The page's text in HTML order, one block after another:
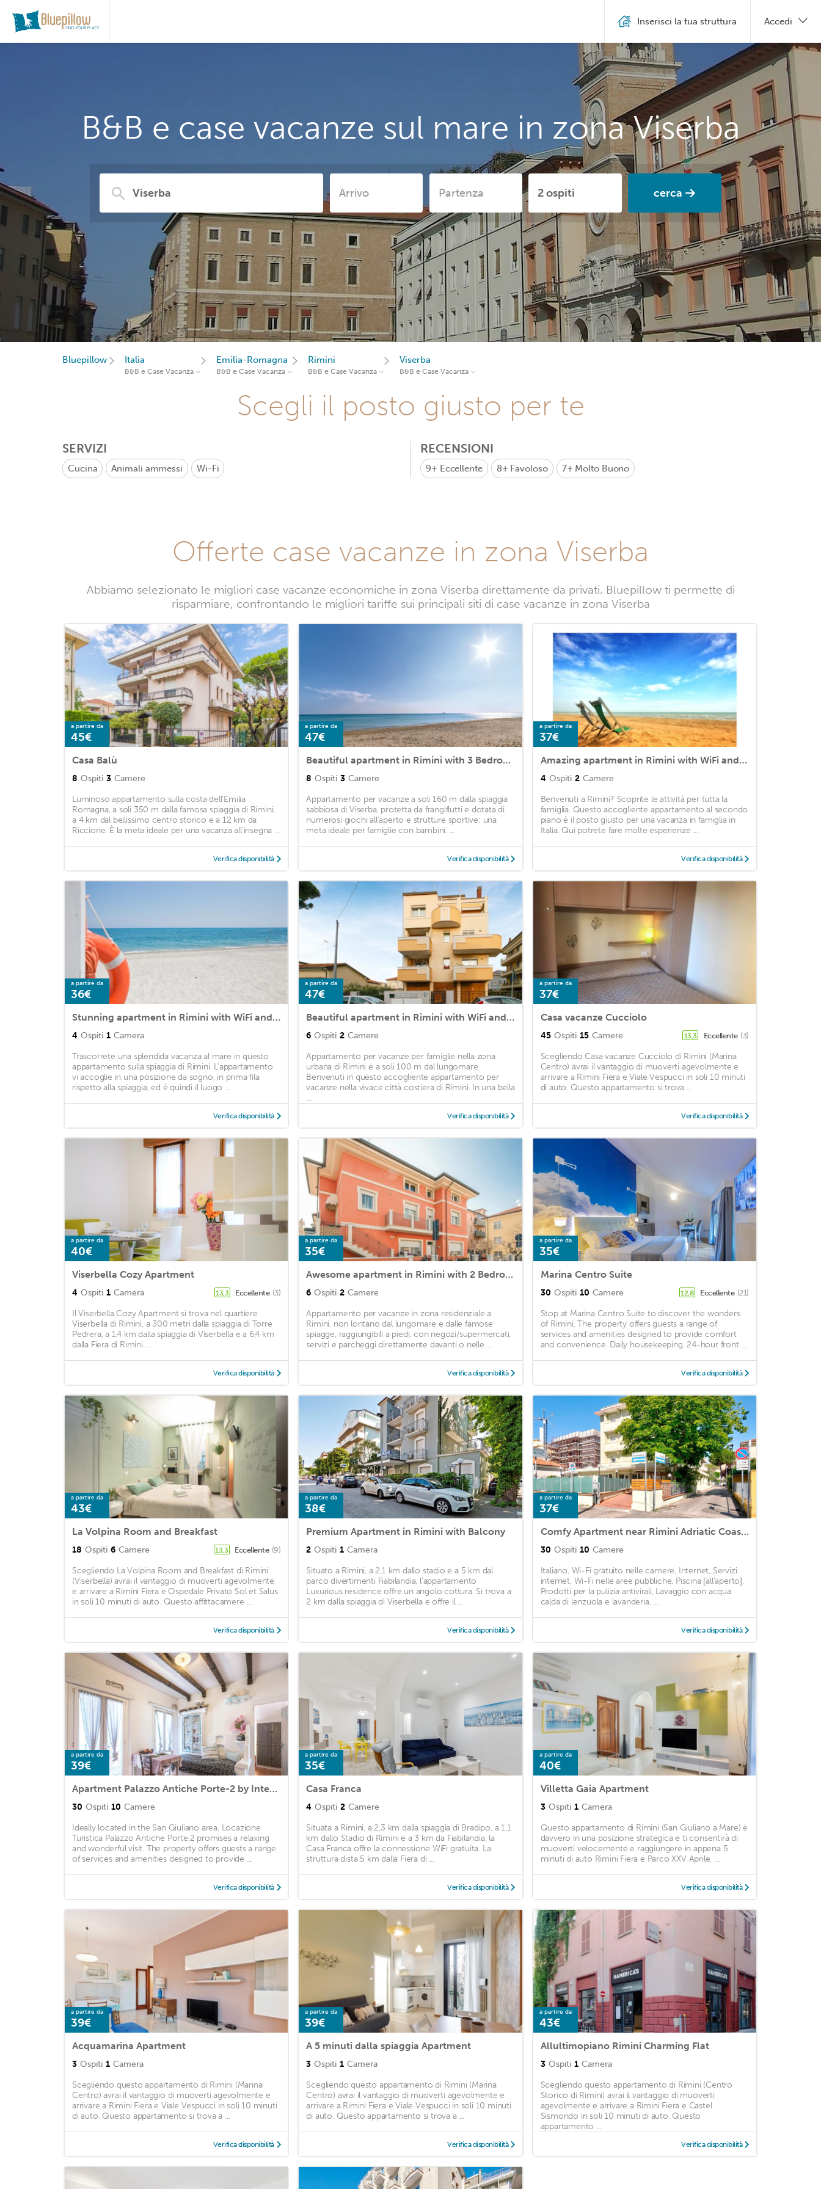
B&B e case vacanze sul mare in zona Viserba
cerca
Inserisci la tua struttura Accedi
Bluepillow Italia
B&B e Case Vacanza
Emilia-Romagna
B&B e Case Vacanza
Rimini
B&B e Case Vacanza
Viserba
B&B e Case Vacanza
Scegli il posto giusto per te
SERVIZI
Cucina Animali ammessi Wi-Fi
RECENSIONI
9+ Eccellente 8+ Favoloso 7+ Molto Buono
Offerte case vacanze in zona Viserba
Abbiamo selezionato le migliori case vacanze economiche in zona Viserba direttamente da privati. Bluepillow ti permette di
risparmiare, confrontando le migliori tariffe sui principali siti di case vacanze in zona Viserba
a partire da
45€
Casa Balù
8 Ospiti 3 Camere
Luminoso appartamento sulla costa dell'Emilia
Romagna, a soli 350 m dalla famosa spiaggia di Rimini,
a 4 km dal bellissimo centro storico e a 12 km da
Riccione. È la meta ideale per una vacanza all'insegna ...
Verifica disponibilità
a partire da
47€
Beautiful apartment in Rimini with 3 Bedrooms
8 Ospiti 3 Camere
Appartamento per vacanze a soli 160 m dalla spiaggia
sabbiosa di Viserba, protetta da frangiflutti e dotata di
numerosi giochi all'aperto e strutture sportive: una
meta ideale per famiglie con bambini. ...
Verifica disponibilità
a partire da
37€
Amazing apartment in Rimini with WiFi and 2 Bedrooms
4 Ospiti 2 Camere
Benvenuti a Rimini? Scoprite le attività per tutta la
famiglia. Questo accogliente appartamento al secondo
piano è il posto giusto per una vacanza in famiglia in
Italia. Qui potrete fare molte esperienze ...
Verifica disponibilità
a partire da
36€
Stunning apartment in Rimini with WiFi and 1 Bedrooms
4 Ospiti 1 Camera
Trascorrete una splendida vacanza al mare in questo
appartamento sulla spiaggia di Rimini. L'appartamento
vi accoglie in una posizione da sogno, in prima fila
rispetto alla spiaggia, ed è quindi il luogo ...
Verifica disponibilità
a partire da
47€
Beautiful apartment in Rimini with WiFi and 2 Bedrooms
6 Ospiti 2 Camere
Appartamento per vacanze per famiglie nella zona
urbana di Rimini e a soli 100 m dal lungomare.
Benvenuti in questo accogliente appartamento per
vacanze nella vivace città costiera di Rimini. In una bella
...
Verifica disponibilità
a partire da
37€
Casa vacanze Cucciolo
45 Ospiti 15 Camere 13,3 Eccellente (3)
Scegliendo Casa vacanze Cucciolo di Rimini (Marina
Centro) avrai il vantaggio di muoverti agevolmente e
arrivare a Rimini Fiera e Viale Vespucci in soli 10 minuti
di auto. Questo appartamento si trova ...
Verifica disponibilità
a partire da
40€
Viserbella Cozy Apartment
4 Ospiti 1 Camera 13,3 Eccellente (3)
Il Viserbella Cozy Apartment si trova nel quartiere
Viserbella di Rimini, a 300 metri dalla spiaggia di Torre
Pedrera, a 1,4 km dalla spiaggia di Viserbella e a 6,4 km
dalla Fiera di Rimini. ...
Verifica disponibilità
a partire da
35€
Awesome apartment in Rimini with 2 Bedrooms and WiFi
6 Ospiti 2 Camere
Appartamento per vacanze in zona residenziale a
Rimini, non lontano dal lungomare e dalle famose
spiagge, raggiungibili a piedi, con negozi/supermercati,
servizi e parcheggi direttamente davanti o nelle ...
Verifica disponibilità
a partire da
35€
Marina Centro Suite
30 Ospiti 10 Camere 12,8 Eccellente (21)
Stop at Marina Centro Suite to discover the wonders
of Rimini. The property offers guests a range of
services and amenities designed to provide comfort
and convenience. Daily housekeeping, 24-hour front ...
Verifica disponibilità
a partire da
43€
La Volpina Room and Breakfast
18 Ospiti 6 Camere 13,3 Eccellente (9)
Scegliendo La Volpina Room and Breakfast di Rimini
(Viserbella) avrai il vantaggio di muoverti agevolmente
e arrivare a Rimini Fiera e Ospedale Privato Sol et Salus
in soli 10 minuti di auto. Questo affittacamere ...
Verifica disponibilità
a partire da
38€
Premium Apartment in Rimini with Balcony
2 Ospiti 1 Camera
Situato a Rimini, a 2,1 km dallo stadio e a 5 km dal
parco divertimenti Fiabilandia, l'appartamento
Luxurious residence offre un angolo cottura. Si trova a
2 km dalla spiaggia di Viserbella e offre il ...
Verifica disponibilità
a partire da
37€
Comfy Apartment near Rimini Adriatic Coast with a Sea View
30 Ospiti 10 Camere
Italiano, Wi-Fi gratuito nelle camere, Internet, Servizi
internet, Wi-Fi nelle aree pubbliche, Piscina [all'aperto],
Prodotti per la pulizia antivirali, Lavaggio con acqua
calda di lenzuola e lavanderia, ...
Verifica disponibilità
a partire da
39€
Apartment Palazzo Antiche Porte-2 by Interhome
30 Ospiti 10 Camere
Ideally located in the San Giuliano area, Locazione
Turistica Palazzo Antiche Porte.2 promises a relaxing
and wonderful visit. The property offers guests a range
of services and amenities designed to provide ...
Verifica disponibilità
a partire da
35€
Casa Franca
4 Ospiti 2 Camere
Situata a Rimini, a 2,3 km dalla spiaggia di Bradipo, a 1,1
km dallo Stadio di Rimini e a 3 km da Fiabilandia, la
Casa Franca offre la connessione WiFi gratuita. La
struttura dista 5 km dalla Fiera di ...
Verifica disponibilità
a partire da
40€
Villetta Gaia Apartment
3 Ospiti 1 Camera
Questo appartamento di Rimini (San Giuliano a Mare) è
davvero in una posizione strategica e ti consentirà di
muoverti velocemente e raggiungere in appena 5
minuti di auto Rimini Fiera e Parco XXV Aprile. ...
Verifica disponibilità
a partire da
39€
Acquamarina Apartment
3 Ospiti 1 Camera
Scegliendo questo appartamento di Rimini (Marina
Centro) avrai il vantaggio di muoverti agevolmente e
arrivare a Rimini Fiera e Viale Vespucci in soli 10 minuti
di auto. Questo appartamento si trova a ...
Verifica disponibilità
a partire da
39€
A 5 minuti dalla spiaggia Apartment
3 Ospiti 1 Camera
Scegliendo questo appartamento di Rimini (Marina
Centro) avrai il vantaggio di muoverti agevolmente e
arrivare a Rimini Fiera e Viale Vespucci in soli 10 minuti
di auto. Questo appartamento si trova a ...
Verifica disponibilità
a partire da
43€
Allultimopiano Rimini Charming Flat
3 Ospiti 1 Camera
Scegliendo questo appartamento di Rimini (Centro
Storico di Rimini) avrai il vantaggio di muoverti
agevolmente e arrivare a Rimini Fiera e Castel
Sismondo in soli 10 minuti di auto. Questo
appartamento ...
Verifica disponibilità